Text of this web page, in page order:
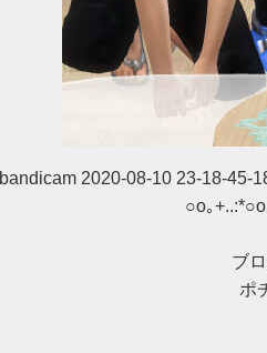
bandicam 2020-08-10 23-18-45-
○o｡
ブ
ポ